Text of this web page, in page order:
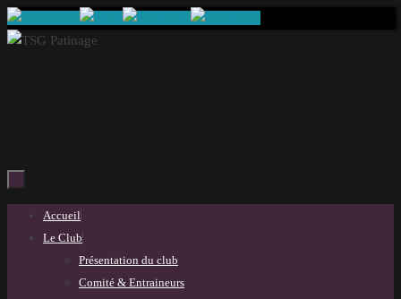
Passer
au
Passer
Accueil
Le Club
Présentation du club
Comité & Entraineurs